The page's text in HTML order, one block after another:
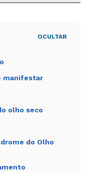
OCULTAR
manifestar
olho seco
do Olho